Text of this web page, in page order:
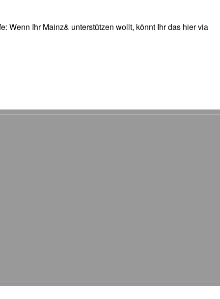
Wenn Ihr Mainz& unterstützen wollt, könnt Ihr das hier via